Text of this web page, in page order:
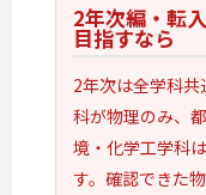
2年次編・転
目指すなら
2年次は全学科
科が物理のみ、
境・化学工学科
す。確認できた